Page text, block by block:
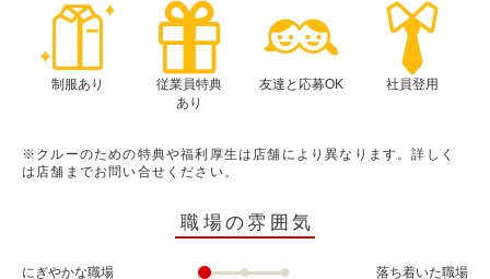
制服あり
従業員特典
あり
友達と応募OK 社員登用
※クルーのための特典や福利厚生は店舗により異なります。詳しく
は店舗までお問い合せください。
職場の雰囲気
にぎやかな職場 落ち着いた職場